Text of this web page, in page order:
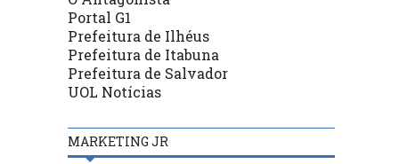
Portal G1
Prefeitura de Ilhéus
Prefeitura de Itabuna
Prefeitura de Salvador
UOL Notícias
MARKETING JR